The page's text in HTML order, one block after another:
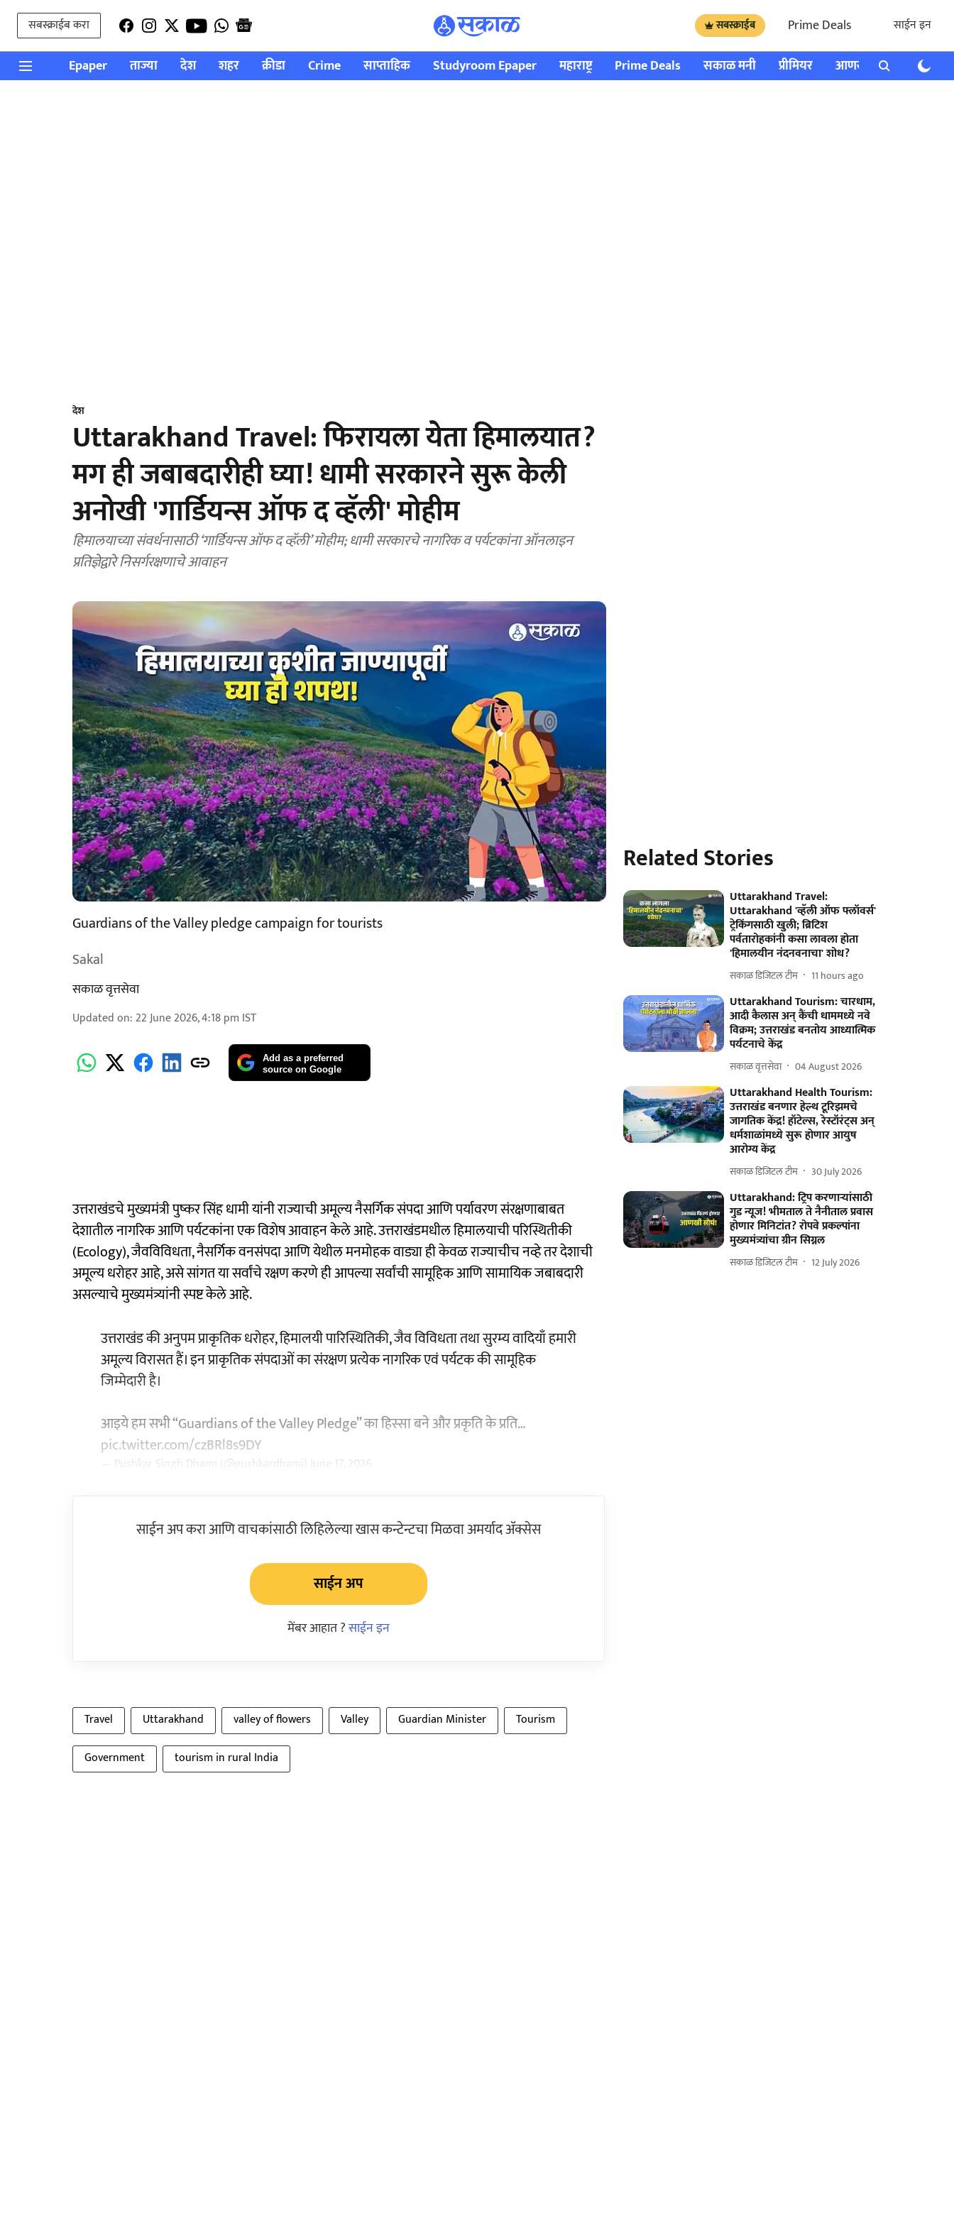
सबस्क्राईब करा सबस्क्राईब Prime Deals साईन इन
Epaper ताज्या देश शहर क्रीडा Crime साप्ताहिक Studyroom Epaper महाराष्ट्र Prime Deals सकाळ मनी प्रीमियर आणखी राशी भविष्य
देश
Uttarakhand Travel: फिरायला येता हिमालयात?
मग ही जबाबदारीही घ्या! धामी सरकारने सुरू केली
अनोखी 'गार्डियन्स ऑफ द व्हॅली' मोहीम
हिमालयाच्या संवर्धनासाठी ‘गार्डियन्स ऑफ द व्हॅली’ मोहीम; धामी सरकारचे नागरिक व पर्यटकांना ऑनलाइन
प्रतिज्ञेद्वारे निसर्गरक्षणाचे आवाहन
Guardians of the Valley pledge campaign for tourists
Sakal
सकाळ वृत्तसेवा
Updated on: 22 June 2026, 4:18 pm IST
Add as a preferred
source on Google
उत्तराखंडचे मुख्यमंत्री पुष्कर सिंह धामी यांनी राज्याची अमूल्य नैसर्गिक संपदा आणि पर्यावरण संरक्षणाबाबत
देशातील नागरिक आणि पर्यटकांना एक विशेष आवाहन केले आहे. उत्तराखंडमधील हिमालयाची परिस्थितीकी
(Ecology), जैवविविधता, नैसर्गिक वनसंपदा आणि येथील मनमोहक वाड्या ही केवळ राज्याचीच नव्हे तर देशाची
अमूल्य धरोहर आहे, असे सांगत या सर्वांचे रक्षण करणे ही आपल्या सर्वांची सामूहिक आणि सामायिक जबाबदारी
असल्याचे मुख्यमंत्र्यांनी स्पष्ट केले आहे.
उत्तराखंड की अनुपम प्राकृतिक धरोहर, हिमालयी पारिस्थितिकी, जैव विविधता तथा सुरम्य वादियाँ हमारी
अमूल्य विरासत हैं। इन प्राकृतिक संपदाओं का संरक्षण प्रत्येक नागरिक एवं पर्यटक की सामूहिक
जिम्मेदारी है।
आइये हम सभी “Guardians of the Valley Pledge” का हिस्सा बने और प्रकृति के प्रति…
pic.twitter.com/czBRl8s9DY
— Pushkar Singh Dhami (@pushkardhami) June 17, 2026
साईन अप करा आणि वाचकांसाठी लिहिलेल्या खास कन्टेन्टचा मिळवा अमर्याद ॲक्सेस
साईन अप
मेंबर आहात ?साईन इन
Travel Uttarakhand valley of flowers Valley Guardian Minister
Tourism
Government
tourism in rural India
Related Stories
Uttarakhand Travel:
Uttarakhand 'व्हॅली ऑफ फ्लॉवर्स'
ट्रेकिंगसाठी खुली; ब्रिटिश
पर्वतारोहकांनी कसा लावला होता
'हिमालयीन नंदनवनाचा' शोध?
सकाळ डिजिटल टीम 11 hours ago
Uttarakhand Tourism: चारधाम,
आदी कैलास अन् कैंची धाममध्ये नवे
विक्रम; उत्तराखंड बनतोय आध्यात्मिक
पर्यटनाचे केंद्र
सकाळ वृत्तसेवा 04 August 2026
Uttarakhand Health Tourism:
उत्तराखंड बनणार हेल्थ टूरिझमचे
जागतिक केंद्र! हॉटेल्स, रेस्टॉरंट्स अन्
धर्मशाळांमध्ये सुरू होणार आयुष
आरोग्य केंद्र
सकाळ डिजिटल टीम 30 July 2026
Uttarakhand: ट्रिप करणाऱ्यांसाठी
गुड न्यूज! भीमताल ते नैनीताल प्रवास
होणार मिनिटांत? रोपवे प्रकल्पांना
मुख्यमंत्र्यांचा ग्रीन सिग्नल
सकाळ डिजिटल टीम 12 July 2026